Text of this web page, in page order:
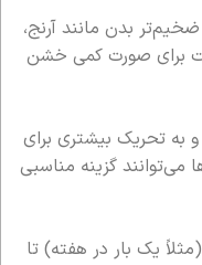
ضخیم‌تر بدن مانند آرنج،
برای صورت کمی خشن
تحریک بیشتری برای
می‌توانند گزینه مناسبی
یک بار در هفته) تا